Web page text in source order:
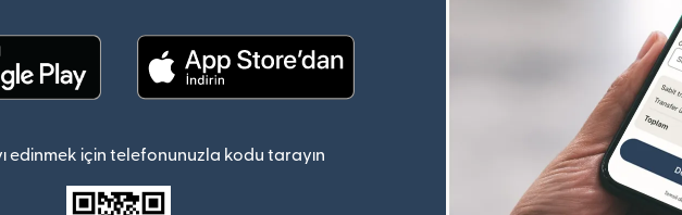
edinmek için telefonunuzla kodu tarayın